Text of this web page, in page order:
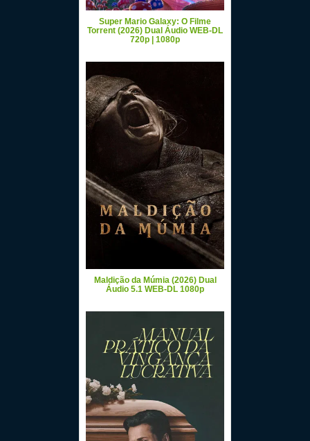
Super Mario Galaxy: O Filme
Torrent (2026) Dual Áudio WEB-DL
720p | 1080p
Maldição da Múmia (2026) Dual
Áudio 5.1 WEB-DL 1080p